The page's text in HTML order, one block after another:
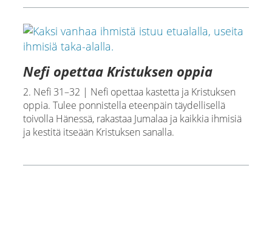
Nefi opettaa Kristuksen oppia
2. Nefi 31–32 | Nefi opettaa kastetta ja Kristuksen
oppia. Tulee ponnistella eteenpäin täydellisellä
toivolla Hänessä, rakastaa Jumalaa ja kaikkia ihmisiä
ja kestitä itseään Kristuksen sanalla.